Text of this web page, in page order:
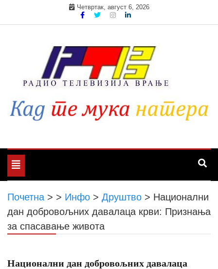
Четвртак, август 6, 2026
Toggle
navigation
Почетна > > Инфо > Друштво > Национални
дан добровољних давалаца крви: Признања
за спасавање живота
Национални дан добровољних давалаца